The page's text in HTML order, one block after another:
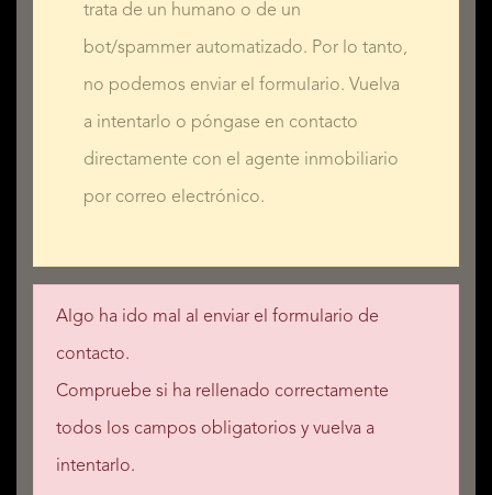
trata de un humano o de un
bot/spammer automatizado. Por lo tanto,
no podemos enviar el formulario. Vuelva
a intentarlo o póngase en contacto
directamente con el agente inmobiliario
por correo electrónico.
Algo ha ido mal al enviar el formulario de
contacto.
Compruebe si ha rellenado correctamente
todos los campos obligatorios y vuelva a
intentarlo.